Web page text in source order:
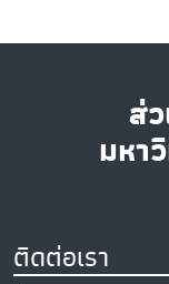
ส่
มหา
ติดต่อเรา